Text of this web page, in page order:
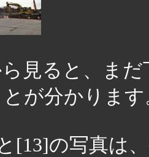
見ると、ま
が分かります
[13]の写真は